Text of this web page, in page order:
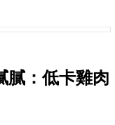
膩：低卡雞肉